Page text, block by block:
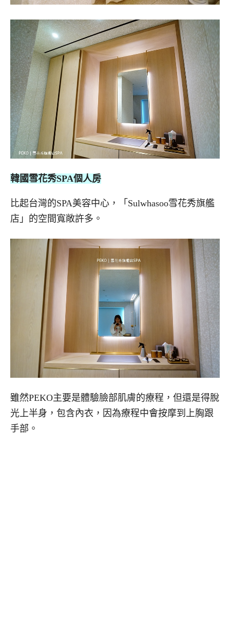
韓國雪花秀SPA個人房
比起台灣的SPA美容中心，「Sulwhasoo雪花秀旗艦
店」的空間寬敞許多。
雖然PEKO主要是體驗臉部肌膚的療程，但還是得脫
光上半身，包含內衣，因為療程中會按摩到上胸跟
手部。